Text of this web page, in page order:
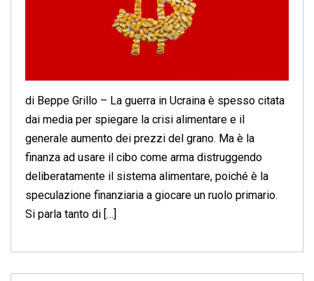
di Beppe Grillo – La guerra in Ucraina è spesso citata
dai media per spiegare la crisi alimentare e il
generale aumento dei prezzi del grano. Ma è la
finanza ad usare il cibo come arma distruggendo
deliberatamente il sistema alimentare, poiché è la
speculazione finanziaria a giocare un ruolo primario.
Si parla tanto di […]